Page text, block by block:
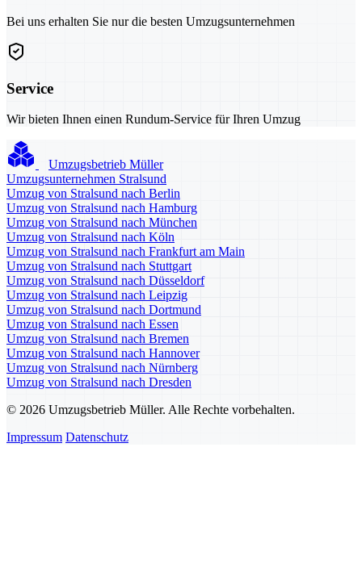
Bei uns erhalten Sie nur die besten Umzugsunternehmen
Service
Wir bieten Ihnen einen Rundum-Service für Ihren Umzug
Umzugsbetrieb Müller
Umzugsunternehmen Stralsund
Umzug von Stralsund nach Berlin
Umzug von Stralsund nach Hamburg
Umzug von Stralsund nach München
Umzug von Stralsund nach Köln
Umzug von Stralsund nach Frankfurt am Main
Umzug von Stralsund nach Stuttgart
Umzug von Stralsund nach Düsseldorf
Umzug von Stralsund nach Leipzig
Umzug von Stralsund nach Dortmund
Umzug von Stralsund nach Essen
Umzug von Stralsund nach Bremen
Umzug von Stralsund nach Hannover
Umzug von Stralsund nach Nürnberg
Umzug von Stralsund nach Dresden
© 2026 Umzugsbetrieb Müller. Alle Rechte vorbehalten.
Impressum Datenschutz